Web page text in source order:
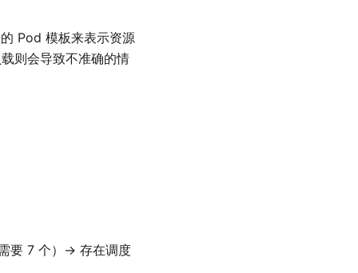
Pod 模板来表示资源
则会导致不准确的情
要 7 个）→ 存在调度